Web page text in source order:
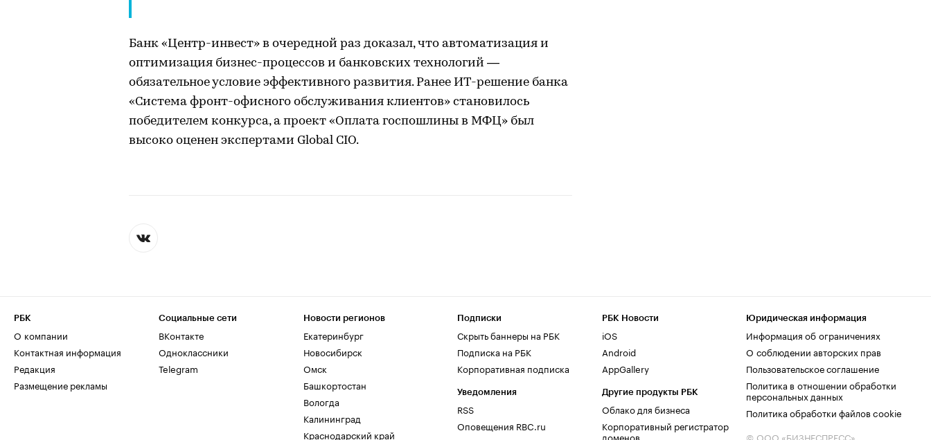
Банк «Центр-инвест» в очередной раз доказал, что автоматизация и
оптимизация бизнес-процессов и банковских технологий —
обязательное условие эффективного развития. Ранее ИТ-решение банка
«Система фронт-офисного обслуживания клиентов» становилось
победителем конкурса, а проект «Оплата госпошлины в МФЦ» был
высоко оценен экспертами Global CIO.
РБК
О компании
Контактная информация
Редакция
Размещение рекламы
Социальные сети
ВКонтакте
Одноклассники
Telegram
Новости регионов
Екатеринбург
Новосибирск
Омск
Башкортостан
Вологда
Калининград
Краснодарский край
Подписки
Скрыть баннеры на РБК
Подписка на РБК
Корпоративная подписка
Уведомления
RSS
Оповещения RBC.ru
РБК Новости
iOS
Android
AppGallery
Другие продукты РБК
Облако для бизнеса
Корпоративный регистратор
доменов
Юридическая информация
Информация об ограничениях
О соблюдении авторских прав
Пользовательское соглашение
Политика в отношении обработки
персональных данных
Политика обработки файлов cookie
© ООО «БИЗНЕСПРЕСС»,